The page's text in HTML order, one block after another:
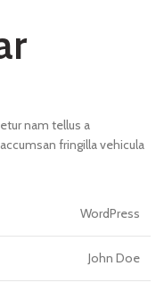
nam tellus a
fringilla vehicula
WordPress
John Doe